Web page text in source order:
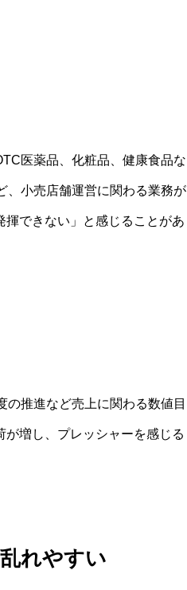
医薬品、化粧品、健康食品な
、小売店舗運営に関わる業務が
できない」と感じることがあ
の推進など売上に関わる数値目
増し、プレッシャーを感じる
れやすい